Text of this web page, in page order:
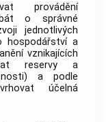
provádění
o správné
jednotlivých
hospodářství a
vznikajících
reservy a
a podle
účelná